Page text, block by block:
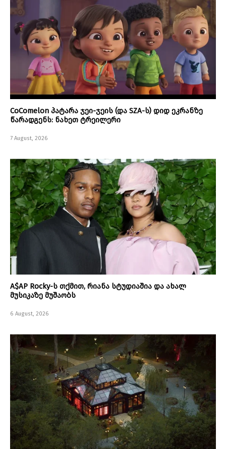
CoComelon პატარა ჯეი-ჯეის (და SZA-ს) დიდ ეკრანზე
წარადგენს: ნახეთ ტრეილერი
7 August, 2026
A$AP Rocky-ს თქმით, რიანა სტუდიაშია და ახალ
მუსიკაზე მუშაობს
6 August, 2026